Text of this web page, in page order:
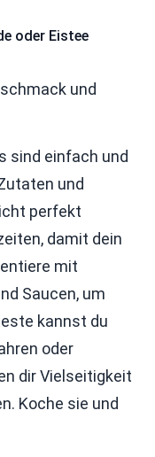
oder Eistee
und
sind einfach und
und
perfekt
damit dein
mit
Saucen, um
kannst du
oder
dir Vielseitigkeit
Koche sie und